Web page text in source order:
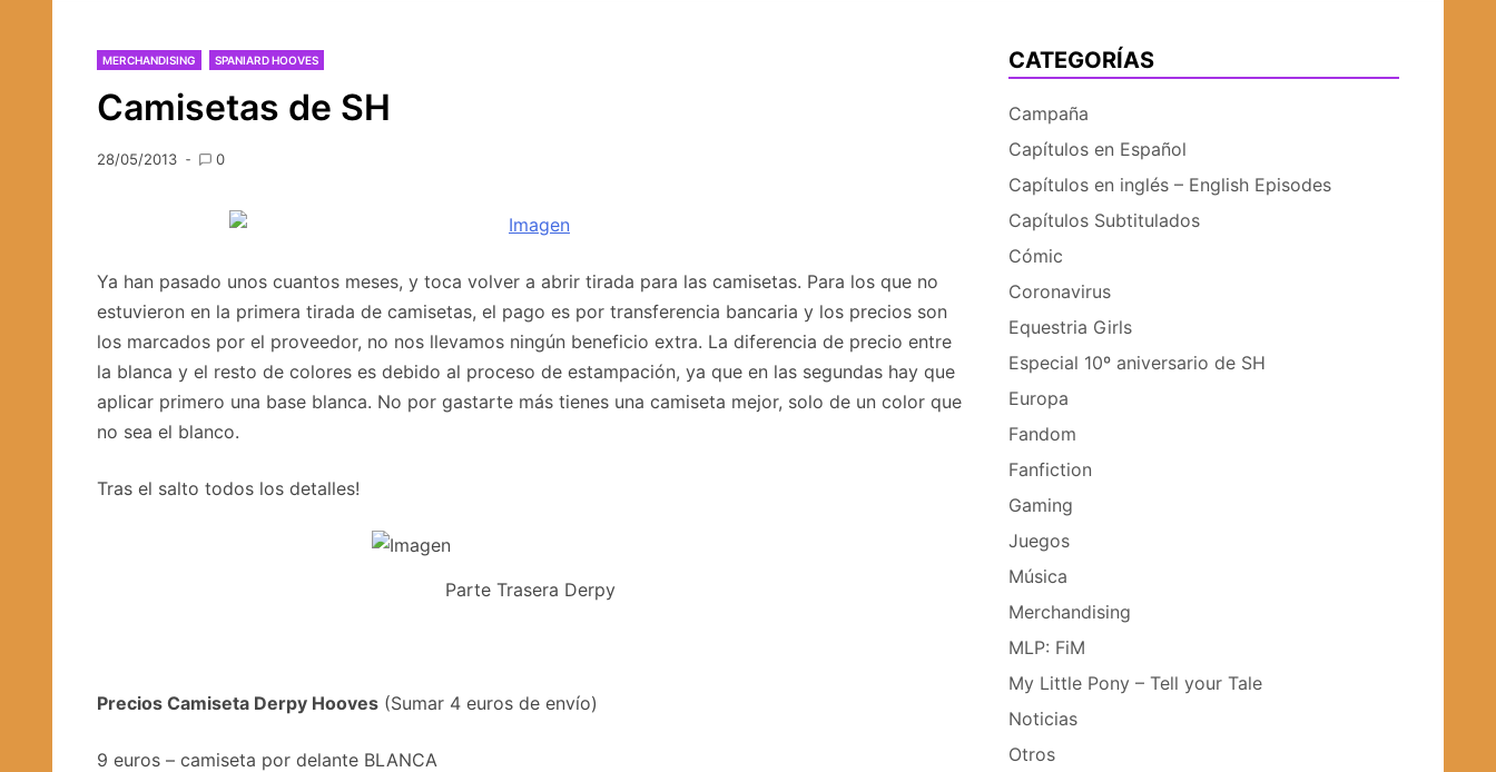
SUBMENÚ SUBMENÚ
MERCHANDISING SPANIARD HOOVES
Camisetas de SH
28/05/2013 0
Ya han pasado unos cuantos meses, y toca volver a abrir tirada para las camisetas. Para los que no
estuvieron en la primera tirada de camisetas, el pago es por transferencia bancaria y los precios son
los marcados por el proveedor, no nos llevamos ningún beneficio extra. La diferencia de precio entre
la blanca y el resto de colores es debido al proceso de estampación, ya que en las segundas hay que
aplicar primero una base blanca. No por gastarte más tienes una camiseta mejor, solo de un color que
no sea el blanco.
Tras el salto todos los detalles!
Parte Trasera Derpy
Precios Camiseta Derpy Hooves (Sumar 4 euros de envío)
9 euros – camiseta por delante BLANCA
CATEGORÍAS
Campaña
Capítulos en Español
Capítulos en inglés – English Episodes
Capítulos Subtitulados
Cómic
Coronavirus
Equestria Girls
Especial 10º aniversario de SH
Europa
Fandom
Fanfiction
Gaming
Juegos
Música
Merchandising
MLP: FiM
My Little Pony – Tell your Tale
Noticias
Otros